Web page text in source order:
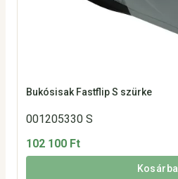
Bukósisak Fastflip S szürke
001205330 S
102 100 Ft
Kosárba